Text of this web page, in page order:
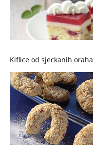
Kiflice od sjeckanih oraha